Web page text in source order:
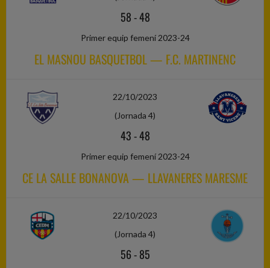
58-48
Primer equip femení 2023-24
EL MASNOU BASQUETBOL — F.C. MARTINENC
22/10/2023
(Jornada 4)
43-48
Primer equip femení 2023-24
CE LA SALLE BONANOVA — LLAVANERES MARESME
22/10/2023
(Jornada 4)
56-85